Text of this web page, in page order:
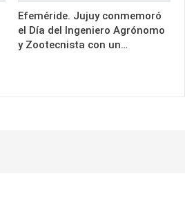
Efeméride. Jujuy conmemoró
el Día del Ingeniero Agrónomo
y Zootecnista con un…